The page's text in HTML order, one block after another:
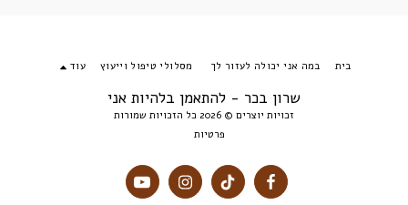
שרון בכר - להתאמן בלהיות אני
זכויות יוצרים © 2026 כל הזכויות שמורות
פרטיות
בית במה אני יכולה לעזור לך מסלולי טיפול וייעוץ עוד